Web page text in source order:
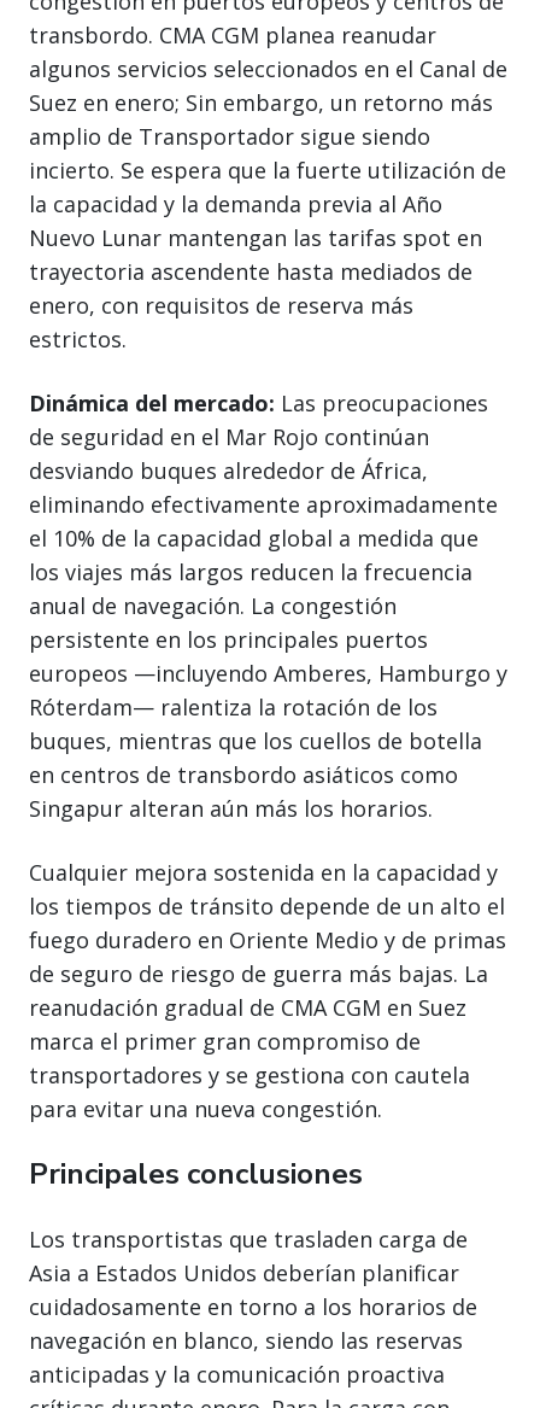
transbordo. CMA CGM planea reanudar
algunos servicios seleccionados en el Canal de
Suez en enero; Sin embargo, un retorno más
amplio de Transportador sigue siendo
incierto. Se espera que la fuerte utilización de
la capacidad y la demanda previa al Año
Nuevo Lunar mantengan las tarifas spot en
trayectoria ascendente hasta mediados de
enero, con requisitos de reserva más
estrictos.
Dinámica del mercado: Las preocupaciones
de seguridad en el Mar Rojo continúan
desviando buques alrededor de África,
eliminando efectivamente aproximadamente
el 10% de la capacidad global a medida que
los viajes más largos reducen la frecuencia
anual de navegación. La congestión
persistente en los principales puertos
europeos —incluyendo Amberes, Hamburgo y
Róterdam— ralentiza la rotación de los
buques, mientras que los cuellos de botella
en centros de transbordo asiáticos como
Singapur alteran aún más los horarios.
Cualquier mejora sostenida en la capacidad y
los tiempos de tránsito depende de un alto el
fuego duradero en Oriente Medio y de primas
de seguro de riesgo de guerra más bajas. La
reanudación gradual de CMA CGM en Suez
marca el primer gran compromiso de
transportadores y se gestiona con cautela
para evitar una nueva congestión.
Principales conclusiones
Los transportistas que trasladen carga de
Asia a Estados Unidos deberían planificar
cuidadosamente en torno a los horarios de
navegación en blanco, siendo las reservas
anticipadas y la comunicación proactiva